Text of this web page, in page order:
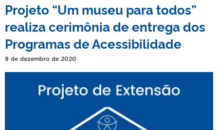
Projeto “Um museu para todos”
realiza cerimônia de entrega dos
Programas de Acessibilidade
9 de dezembro de 2020